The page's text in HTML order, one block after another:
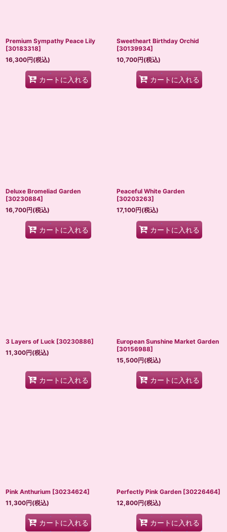
Premium Sympathy Peace Lily
[30183318]
16,300円(税込)
カートに入れる
Sweetheart Birthday Orchid
[30139934]
10,700円(税込)
カートに入れる
Deluxe Bromeliad Garden
[30230884]
16,700円(税込)
カートに入れる
Peaceful White Garden
[30203263]
17,100円(税込)
カートに入れる
3 Layers of Luck [30230886]
11,300円(税込)
カートに入れる
European Sunshine Market Garden
[30156988]
15,500円(税込)
カートに入れる
Pink Anthurium [30234624]
11,300円(税込)
カートに入れる
Perfectly Pink Garden [30226464]
12,800円(税込)
カートに入れる